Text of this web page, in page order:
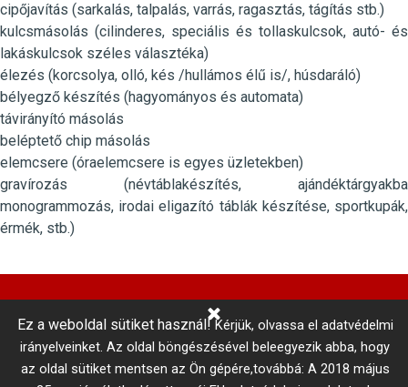
cipőjavítás (sarkalás, talpalás, varrás, ragasztás, tágítás stb.)
kulcsmásolás (cilinderes, speciális és tollaskulcsok, autó- és
lakáskulcsok széles választéka)
élezés (korcsolya, olló, kés /hullámos élű is/, húsdaráló)
bélyegző készítés (hagyományos és automata)
távirányító másolás
beléptető chip másolás
elemcsere (óraelemcsere is egyes üzletekben)
gravírozás (névtáblakészítés, ajándéktárgyakba
monogrammozás, irodai eligazító táblák készítése, sportkupák,
érmék, stb.)
Adatkezelési tájékoztató
Vállalási szabályzat
telefonszám: +36 1 866 3300 # 3206
Ez a weboldal sütiket használ!Kérjük, olvassa el adatvédelmi
irányelveinket. Az oldal böngészésével beleegyezik abba, hogy
az oldal sütiket mentsen az Ön gépére,továbbá: A 2018 május